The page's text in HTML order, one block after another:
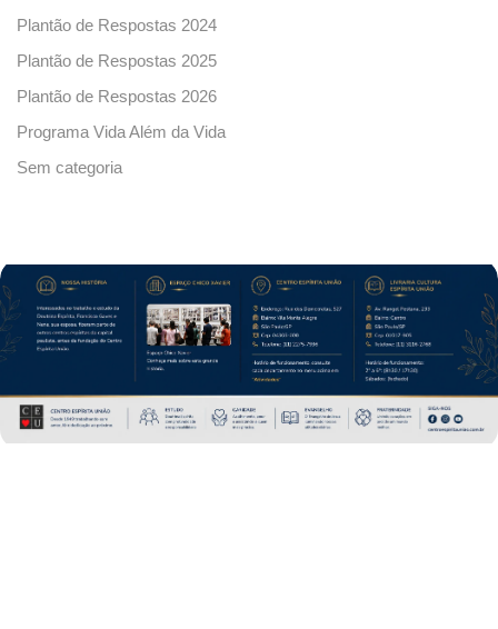
Plantão de Respostas 2024
Plantão de Respostas 2025
Plantão de Respostas 2026
Programa Vida Além da Vida
Sem categoria